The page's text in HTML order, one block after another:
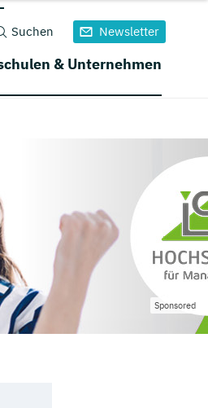
Suchen Newsletter
& Unternehmen
Sponsored